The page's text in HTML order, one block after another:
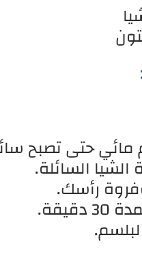
حتى تصبح
السائلة.
رأسك.